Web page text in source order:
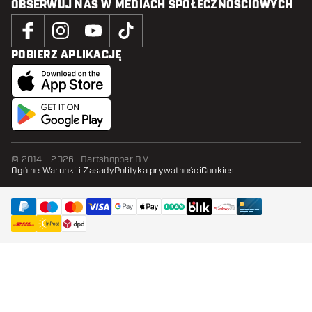
OBSERWUJ NAS W MEDIACH SPOŁECZNOŚCIOWYCH
POBIERZ APLIKACJĘ
© 2014 - 2026 · Dartshopper B.V.
Ogólne Warunki i ZasadyPolityka prywatnościCookies